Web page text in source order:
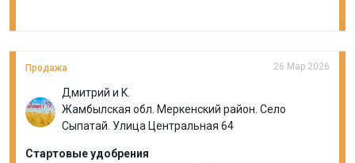
Продажа 26 Мар 2026
Дмитрий и K.
Жамбылская обл. Меркенский район. Село
Сыпатай. Улица Центральная 64
Стартовые удобрения